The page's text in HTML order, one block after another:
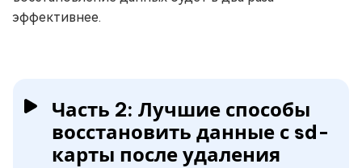
эффективнее.
Часть 2: Лучшие способы
восстановить данные с sd-
карты после удаления